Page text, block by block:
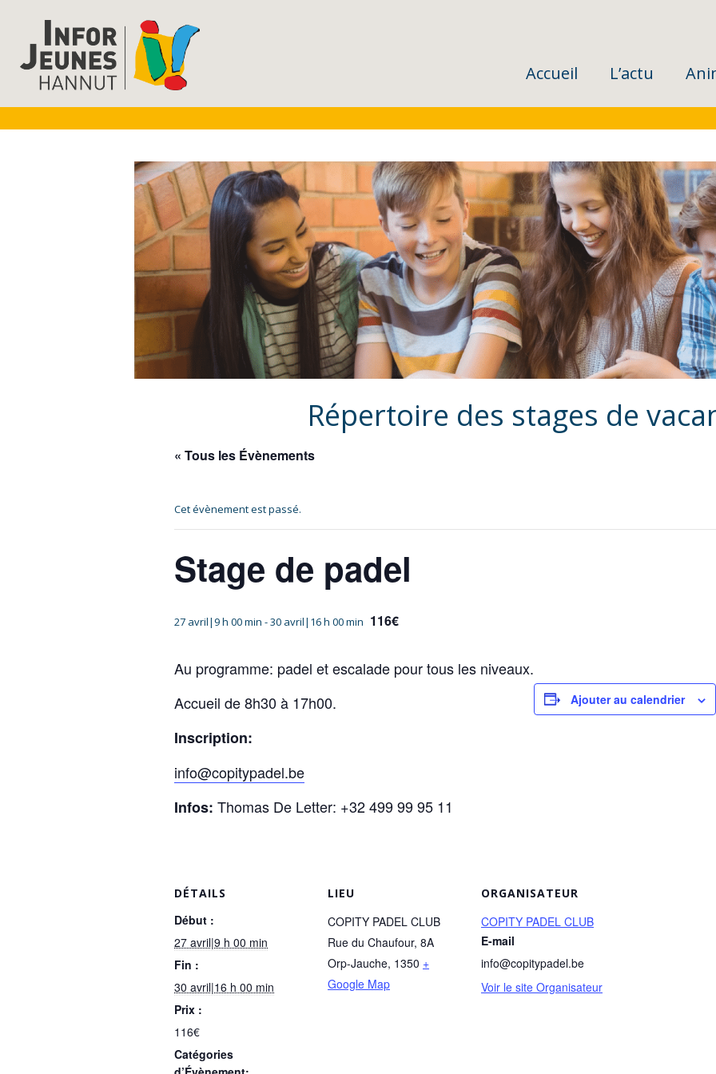
Accueil L’actu
Répertoire des stages de
« Tous les Évènements
Cet évènement est passé.
Stage de padel
27 avril|9 h 00 min -30 avril|16 h 00 min 116€
Au programme: padel et escalade pour tous les niveaux.
Accueil de 8h30 à 17h00.
Inscription:
info@copitypadel.be
Infos: Thomas De Letter: +32 499 99 95 11
Ajouter au calendrier
DÉTAILS
Début :
27 avril|9 h 00 min
Fin :
30 avril|16 h 00 min
Prix :
116€
Catégories
LIEU
COPITY PADEL CLUB
Rue du Chaufour, 8A
Orp-Jauche, 1350 +
Google Map
ORGANISATEUR
COPITY PADEL CLUB
E-mail
info@copitypadel.be
Voir le site Organisateur